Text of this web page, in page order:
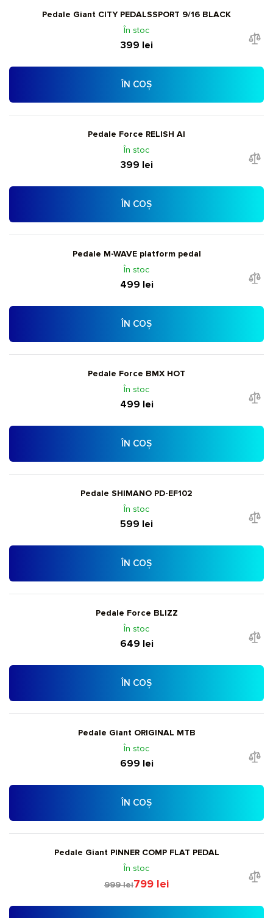
Pedale Giant CITY PEDALS­SPORT 9/16 BLACK
În stoc
399 lei
ÎN COȘ
Pedale Force RELISH Al
În stoc
399 lei
ÎN COȘ
Pedale M-WAVE platform pedal
În stoc
499 lei
ÎN COȘ
Pedale Force BMX HOT
În stoc
499 lei
ÎN COȘ
Pedale SHIMANO PD-EF102
În stoc
599 lei
ÎN COȘ
Pedale Force BLIZZ
În stoc
649 lei
ÎN COȘ
Pedale Giant ORIGINAL MTB
În stoc
699 lei
ÎN COȘ
Pedale Giant PINNER COMP FLAT PEDAL
În stoc
999 lei799 lei